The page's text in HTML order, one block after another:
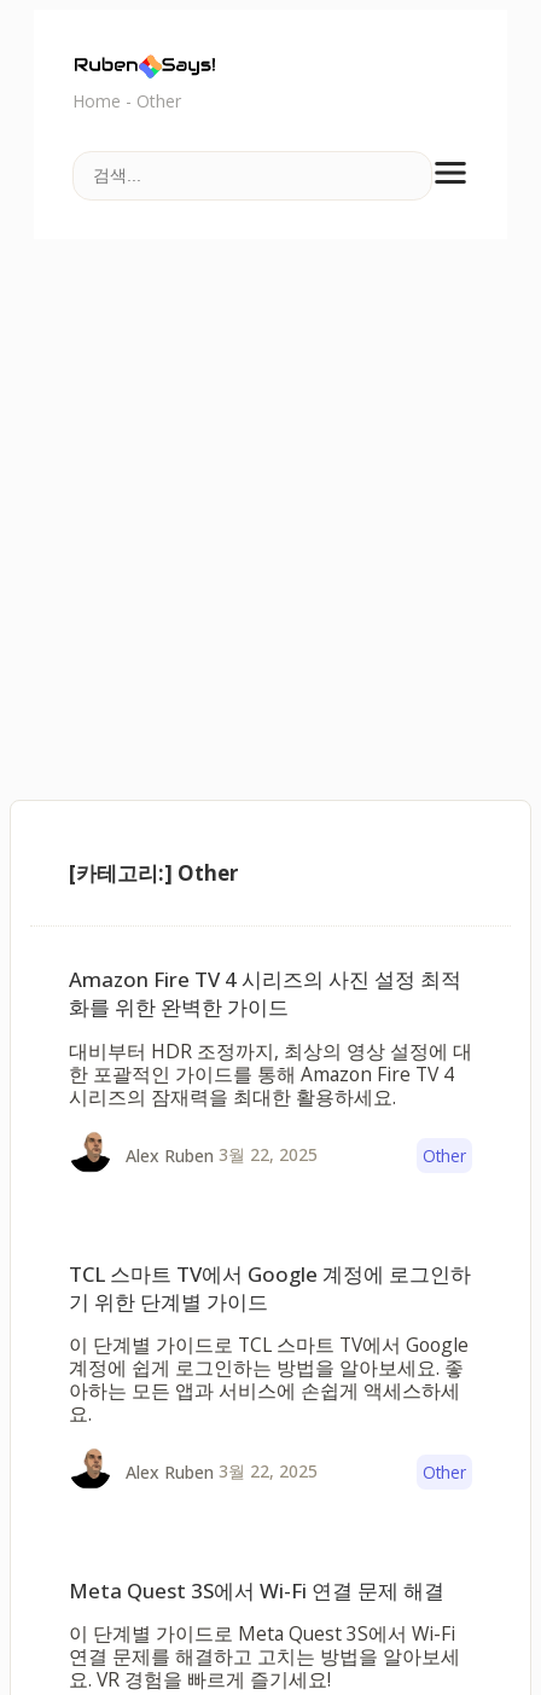
Home - Other
[카테고리:] Other
Amazon Fire TV 4 시리즈의 사진 설정 최적
화를 위한 완벽한 가이드
대비부터 HDR 조정까지, 최상의 영상 설정에 대
한 포괄적인 가이드를 통해 Amazon Fire TV 4
시리즈의 잠재력을 최대한 활용하세요.
Alex Ruben 3월 22, 2025 Other
TCL 스마트 TV에서 Google 계정에 로그인하
기 위한 단계별 가이드
이 단계별 가이드로 TCL 스마트 TV에서 Google
계정에 쉽게 로그인하는 방법을 알아보세요. 좋
아하는 모든 앱과 서비스에 손쉽게 액세스하세
요.
Alex Ruben 3월 22, 2025 Other
Meta Quest 3S에서 Wi-Fi 연결 문제 해결
이 단계별 가이드로 Meta Quest 3S에서 Wi-Fi
연결 문제를 해결하고 고치는 방법을 알아보세
요. VR 경험을 빠르게 즐기세요!